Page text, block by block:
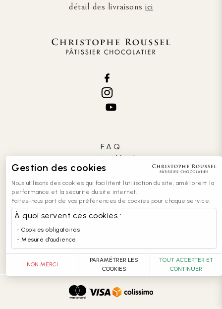
détail des livraisonsici
F.A.Q.
mentions légales
CGV
confidentialité
cookies
contact
recrutement
accessibilité : partiellement conforme
Gestion des cookies
Nous utilisons des cookies qui facilitent l'utilisation du site, améliorent la
performance et la sécurité du site internet.
Faites-nous part de vos préférences de cookies pour chaque service.
À quoi servent ces cookies :
Cookies obligatoires
Mesure d'audience
NON MERCI
PARAMÉTRER LES
COOKIES
TOUT ACCEPTER ET
CONTINUER